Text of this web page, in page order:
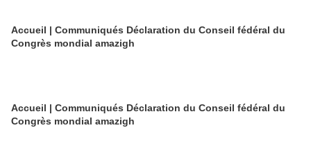
Accueil | Communiqués Déclaration du Conseil fédéral du
Congrès mondial amazigh
Accueil | Communiqués Déclaration du Conseil fédéral du
Congrès mondial amazigh